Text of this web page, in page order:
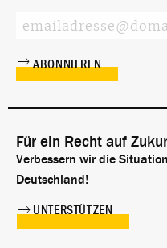
Für ein Recht auf
Verbessern wir die
Deutschland!
UNTERSTÜTZEN